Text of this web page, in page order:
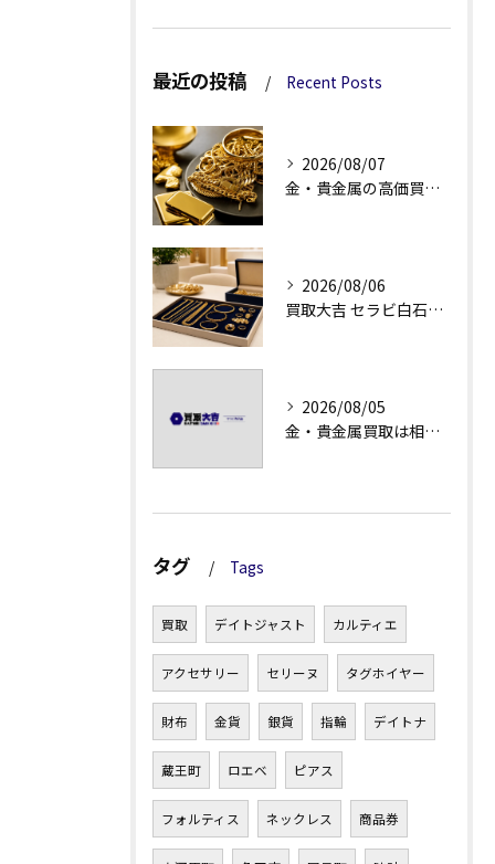
最近の投稿 Recent Posts
2026/08/07
金・貴金属の高価買取へ、相場差と手数料を見る
2026/08/06
買取大吉 セラビ白石店の金・貴金属買取で迷わない強み
2026/08/05
金・貴金属買取は相場急落日こそ査定のポイントを押さえる
タグ Tags
買取 デイトジャスト カルティエ
アクセサリー セリーヌ タグホイヤー
財布 金貨 銀貨 指輪 デイトナ
蔵王町 ロエベ ピアス
フォルティス ネックレス 商品券